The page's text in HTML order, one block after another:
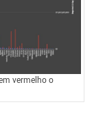
vermelho o